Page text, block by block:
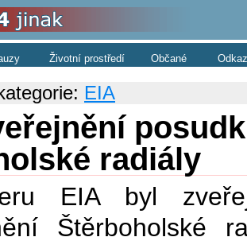
Životní prostředí Občané
EIA
radiály
EIA byl
Štěrboholské